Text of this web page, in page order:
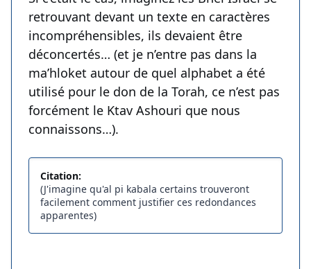
retrouvant devant un texte en caractères
incompréhensibles, ils devaient être
déconcertés… (et je n’entre pas dans la
ma’hloket autour de quel alphabet a été
utilisé pour le don de la Torah, ce n’est pas
forcément le Ktav Ashouri que nous
connaissons…).
Citation:
(J'imagine qu'al pi kabala certains trouveront
facilement comment justifier ces redondances
apparentes)